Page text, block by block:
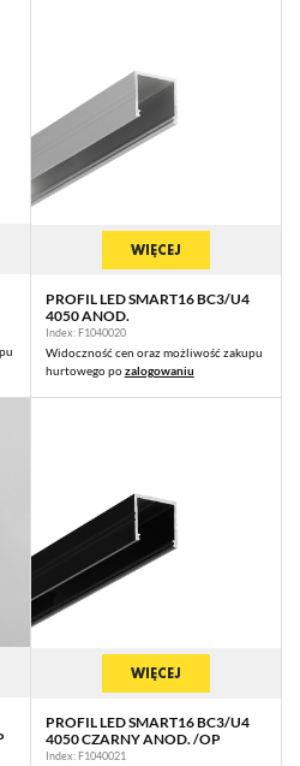
WIĘCEJ
PROFIL LED SMART16 BC3/U4
4050 ANOD.
Index: F1040020
Widoczność cen oraz możliwość zakupu
hurtowego pozalogowaniu
WIĘCEJ
PROFIL LED SMART16 BC3/U4
4050 CZARNY ANOD. /OP
Index: F1040021